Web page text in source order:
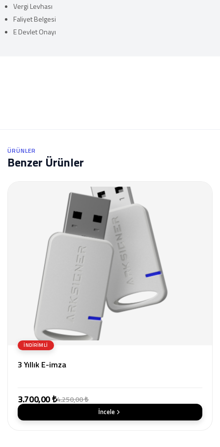
Vergi Levhası
Faliyet Belgesi
E Devlet Onayı
ÜRÜNLER
Benzer Ürünler
İNDIRIMLI
3 Yıllık E-imza
3.700,00 ₺4.250,00 ₺
İncele